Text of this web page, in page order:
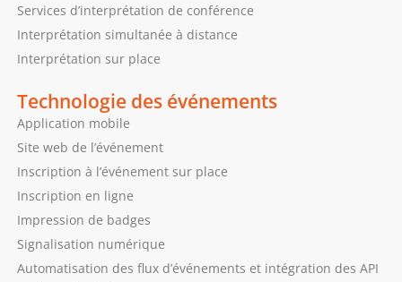
Services d’interprétation de conférence
Interprétation simultanée à distance
Interprétation sur place
Technologie des événements
Application mobile
Site web de l’événement
Inscription à l’événement sur place
Inscription en ligne
Impression de badges
Signalisation numérique
Automatisation des flux d’événements et intégration des API